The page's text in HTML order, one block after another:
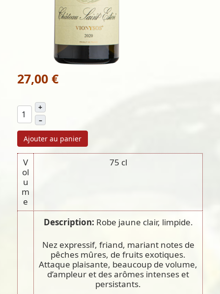
27,00 €
+
–
Ajouter au panier
V
ol
u
m
e
75 cl
Description: Robe jaune clair, limpide.
Nez expressif, friand, mariant notes de
pêches mûres, de fruits exotiques.
Attaque plaisante, beaucoup de volume,
d’ampleur et des arômes intenses et
persistants.